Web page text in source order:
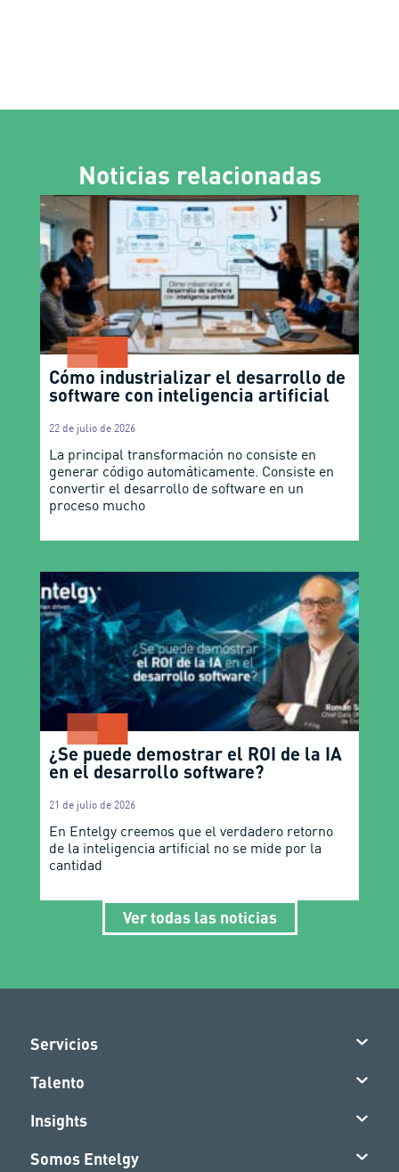
Noticias relacionadas
Cómo industrializar el desarrollo de
software con inteligencia artificial
22 de julio de 2026
La principal transformación no consiste en
generar código automáticamente. Consiste en
convertir el desarrollo de software en un
proceso mucho
¿Se puede demostrar el ROI de la IA
en el desarrollo software?
21 de julio de 2026
En Entelgy creemos que el verdadero retorno
de la inteligencia artificial no se mide por la
cantidad
Ver todas las noticias
Servicios
Talento
Insights
Somos Entelgy